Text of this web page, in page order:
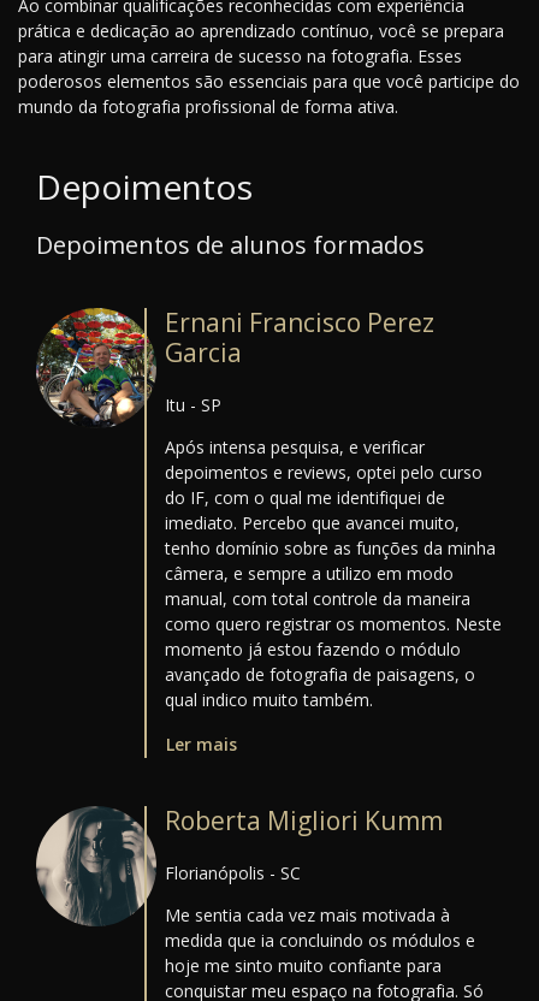
Ao combinar qualificações reconhecidas com experiência
prática e dedicação ao aprendizado contínuo, você se prepara
para atingir uma carreira de sucesso na fotografia. Esses
poderosos elementos são essenciais para que você participe do
mundo da fotografia profissional de forma ativa.
Depoimentos
Depoimentos de alunos formados
Ernani Francisco Perez
Garcia
Itu - SP
Após intensa pesquisa, e verificar
depoimentos e reviews, optei pelo curso
do IF, com o qual me identifiquei de
imediato. Percebo que avancei muito,
tenho domínio sobre as funções da minha
câmera, e sempre a utilizo em modo
manual, com total controle da maneira
como quero registrar os momentos. Neste
momento já estou fazendo o módulo
avançado de fotografia de paisagens, o
qual indico muito também.
Ler mais
Roberta Migliori Kumm
Florianópolis - SC
Me sentia cada vez mais motivada à
medida que ia concluindo os módulos e
hoje me sinto muito confiante para
conquistar meu espaço na fotografia. Só